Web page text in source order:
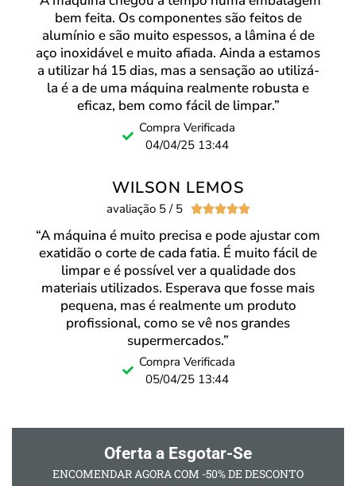
bem feita. Os componentes são feitos de
alumínio e são muito espessos, a lâmina é de
aço inoxidável e muito afiada. Ainda a estamos
a utilizar há 15 dias, mas a sensação ao utilizá-
la é a de uma máquina realmente robusta e
eficaz, bem como fácil de limpar.”
Compra Verificada
04/04/25 13:44
WILSON LEMOS
avaliação 5 / 5 
“A máquina é muito precisa e pode ajustar com
exatidão o corte de cada fatia. É muito fácil de
limpar e é possível ver a qualidade dos
materiais utilizados. Esperava que fosse mais
pequena, mas é realmente um produto
profissional, como se vê nos grandes
supermercados.”
Compra Verificada
05/04/25 13:44
Oferta a Esgotar-Se
ENCOMENDAR AGORA COM -50% DE DESCONTO